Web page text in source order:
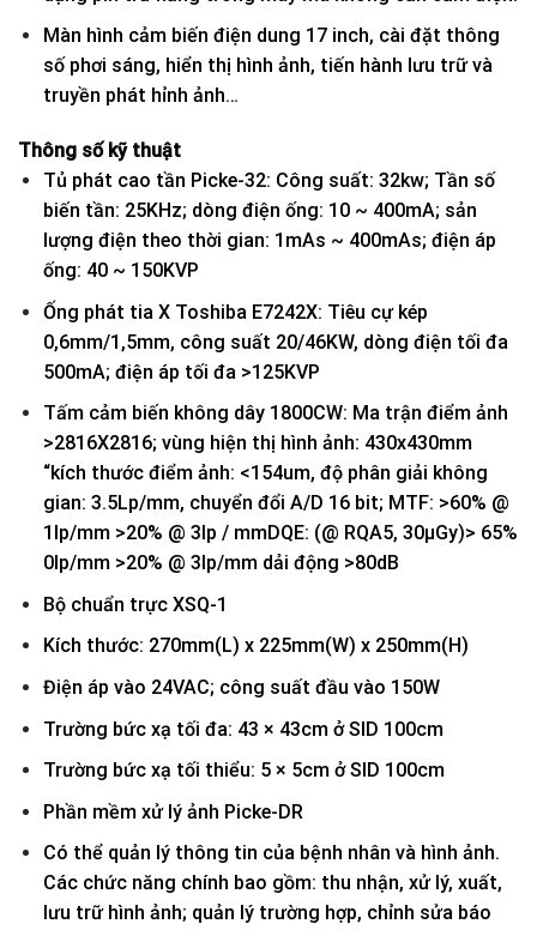
Màn hình cảm biến điện dung 17 inch, cài đặt thông
số phơi sáng, hiển thị hình ảnh, tiến hành lưu trữ và
truyền phát hỉnh ảnh…
Thông số kỹ thuật
Tủ phát cao tần Picke-32: Công suất: 32kw; Tần số
biến tần: 25KHz; dòng điện ống: 10 ~ 400mA; sản
lượng điện theo thời gian: 1mAs ~ 400mAs; điện áp
ống: 40 ~ 150KVP
Ống phát tia X Toshiba E7242X: Tiêu cự kép
0,6mm/1,5mm, công suất 20/46KW, dòng điện tối đa
500mA; điện áp tối đa >125KVP
Tấm cảm biến không dây 1800CW: Ma trận điểm ảnh
>2816X2816; vùng hiện thị hình ảnh: 430x430mm
“kích thước điểm ảnh: <154um, độ phân giải không
gian: 3.5Lp/mm, chuyển đổi A/D 16 bit; MTF: >60% @
1lp/mm >20% @ 3lp / mmDQE: (@ RQA5, 30μGy)> 65%
0lp/mm >20% @ 3lp/mm dải động >80dB
Bộ chuẩn trực XSQ-1
Kích thước: 270mm(L) x 225mm(W) x 250mm(H)
Điện áp vào 24VAC; công suất đầu vào 150W
Trường bức xạ tối đa: 43 × 43cm ở SID 100cm
Trường bức xạ tối thiểu: 5 × 5cm ở SID 100cm
Phần mềm xử lý ảnh Picke-DR
Có thể quản lý thông tin của bệnh nhân và hình ảnh.
Các chức năng chính bao gồm: thu nhận, xử lý, xuất,
lưu trữ hình ảnh; quản lý trường hợp, chỉnh sửa báo